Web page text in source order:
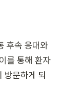
후속 응대와
를 통해 환자
방문하게 되